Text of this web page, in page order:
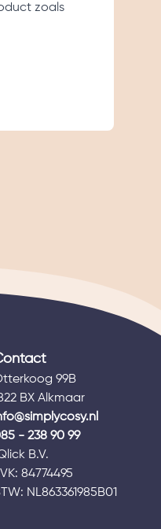
zoals
99B
BX Alkmaar
- 238 90 99
B.V.
84774495
NL863361985B01